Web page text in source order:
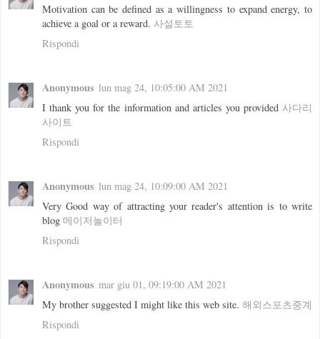
Motivation can be defined as a willingness to expand energy, to
achieve a goal or a reward. 사설토토
Rispondi
Anonymous lun mag 24, 10:05:00 AM 2021
I thank you for the information and articles you provided 사다리
사이트
Rispondi
Anonymous lun mag 24, 10:09:00 AM 2021
Very Good way of attracting your reader's attention is to write
blog 메이저놀이터
Rispondi
Anonymous mar giu 01, 09:19:00 AM 2021
My brother suggested I might like this web site. 해외스포츠중계
Rispondi